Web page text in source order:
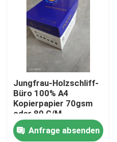
Zu Hause
Produkte
Über uns
Werksbesichtigung
Qualitätskontrolle
Jungfrau-Holzschliff-
Büro 100% A4
Kopierpapier 70gsm
oder 80 G/M
Anfrage absenden